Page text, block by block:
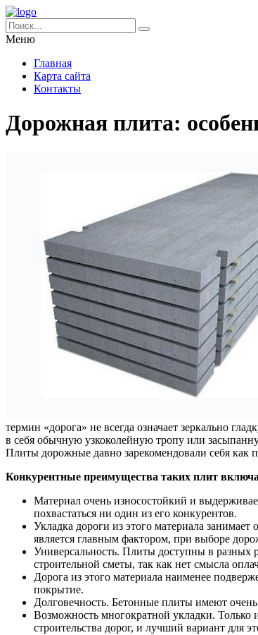
Меню
Главная
Карта сайта
Контакты
Дорожная плита:
термин «дорога» не всегда означает зеркально
в себя обычную узкоколейную тропу или
Плиты дорожные давно зарекомендовали себя
Конкурентные преимущества таких плит
Материал очень износостойкий и
похвастаться ни один из его конкурентов.
Укладка дороги из этого материала
является главным фактором, при выборе
Универсальность. Плиты доступны в разных
строительной сметы, так как нет смысла
Дорога из этого материала наименее
покрытие.
Долговечность. Бетонные плиты имеют
Возможность многократной укладки. Только
строительства дорог, и лучший вариант для